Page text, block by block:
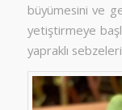
büyümesini ve
yetiştirmeye
yapraklı